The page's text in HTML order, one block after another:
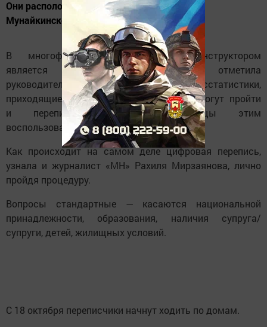
Они расположены в МФЦ, Енабердинском,
Мунайкинском, Бизякинском поселениях.
В многофункциональном центре инструктором
является Нурия Сайфутдинова. Как отметила
руководитель Менделеевского отдела госстатистики,
приходящие за услугами МФЦ заодно могут пройти
и перепись. Многие менделеевцы этим
воспользовались.
Как происходит на самом деле цифровая перепись,
узнала и журналист «МН» Рахиля Мирзаянова, лично
пройдя процедуру.
Вопросы стандартные — касаются национальной
принадлежности, образования, наличия супруга/
супруги, детей, жилищных условий.
С 18 октября переписчики начнут ходить по домам.